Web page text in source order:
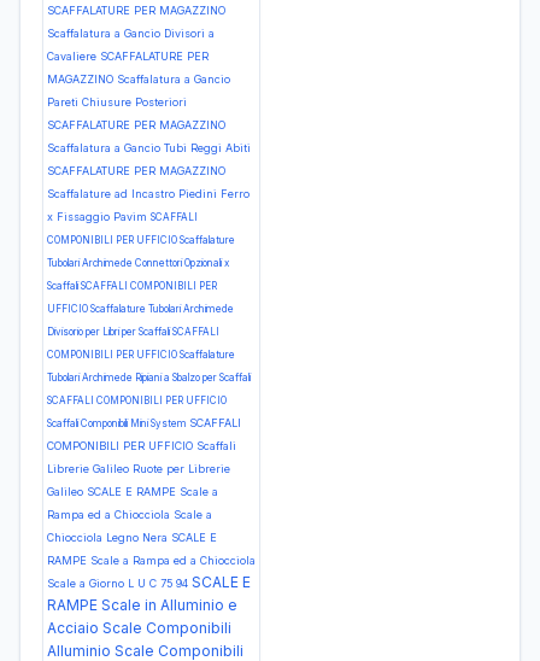
SCAFFALATURE PER MAGAZZINO
Scaffalatura a Gancio Divisori a
Cavaliere SCAFFALATURE PER
MAGAZZINO Scaffalatura a Gancio
Pareti Chiusure Posteriori
SCAFFALATURE PER MAGAZZINO
Scaffalatura a Gancio Tubi Reggi Abiti
SCAFFALATURE PER MAGAZZINO
Scaffalature ad Incastro Piedini Ferro
x Fissaggio Pavim SCAFFALI
COMPONIBILI PER UFFICIO Scaffalature
Tubolari Archimede Connettori Opzionali x
ScaffaliSCAFFALI COMPONIBILI PER
UFFICIO Scaffalature Tubolari Archimede
Divisorio per Libri per ScaffaliSCAFFALI
COMPONIBILI PER UFFICIO Scaffalature
Tubolari Archimede Ripiani a Sbalzo per Scaffali
SCAFFALI COMPONIBILI PER UFFICIO
Scaffali Componibili Mini System SCAFFALI
COMPONIBILI PER UFFICIO Scaffali
Librerie Galileo Ruote per Librerie
Galileo SCALE E RAMPE Scale a
Rampa ed a Chiocciola Scale a
Chiocciola Legno Nera SCALE E
RAMPE Scale a Rampa ed a Chiocciola
Scale a Giorno L U C 75 94 SCALE E
RAMPE Scale in Alluminio e
Acciaio Scale Componibili
Alluminio Scale Componibili